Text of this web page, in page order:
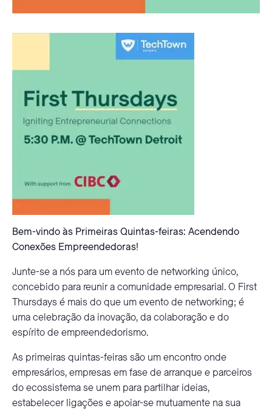
Bem-vindo às Primeiras Quintas-feiras: Acendendo
Conexões Empreendedoras!
Junte-se a nós para um evento de networking único,
concebido para reunir a comunidade empresarial. O First
Thursdays é mais do que um evento de networking; é
uma celebração da inovação, da colaboração e do
espírito de empreendedorismo.
As primeiras quintas-feiras são um encontro onde
empresários, empresas em fase de arranque e parceiros
do ecossistema se unem para partilhar ideias,
estabelecer ligações e apoiar-se mutuamente na sua